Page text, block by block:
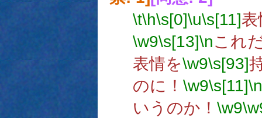
\t\h\s[0]\u\s[11]
\w9\s[13]\nこれ
表情を\w9\s[93]
のに！ \w9\s[11]\n
いうのか！ \w9